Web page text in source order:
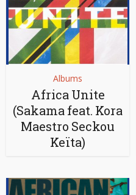
Albums
Africa Unite
(Sakama feat. Kora
Maestro Seckou
Keïta)